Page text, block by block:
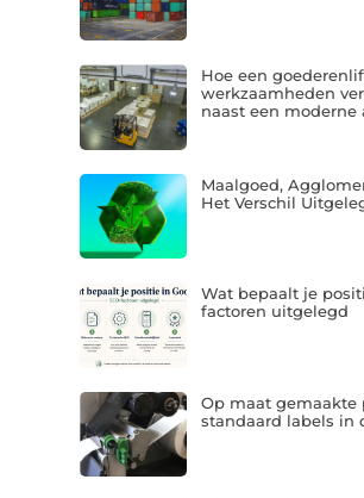
Hoe een
werkzaamheden
naast een moderne
Maalgoed,
Het Verschil
Wat bepaalt je
factoren uitgelegd
Op maat gemaakte
standaard labels in